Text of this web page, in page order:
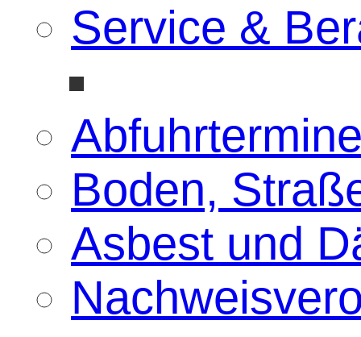
Service &
Boden,
Asbest und